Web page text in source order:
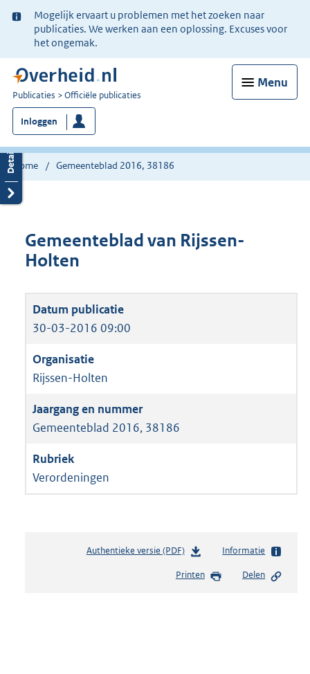
Ter
informatie:
Mogelijk ervaart u problemen met het zoeken naar
publicaties. We werken aan een oplossing. Excuses voor
het ongemak.
Menu
U
bent
nu
hier:
Publicaties Officiële publicaties
Inloggen
Home Gemeenteblad 2016, 38186
Gemeenteblad van Rijssen-
Holten
30-03-2016 09:00
Rijssen-Holten
Gemeenteblad 2016, 38186
Verordeningen
Authentieke versie (PDF)b
s
Informatie
Printen Delen